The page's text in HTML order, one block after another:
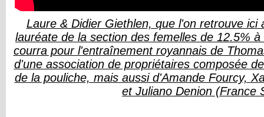
Laure & Didier Giethlen, que l'on retrouve ici
lauréate de la section des femelles de 12.5%
courra pour l'entraînement royannais de
d'une association de propriétaires composée
de la pouliche, mais aussi d'Amande Fourcy,
et Juliano Denion (France